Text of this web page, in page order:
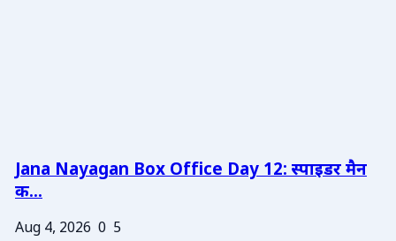
Jana Nayagan Box Office Day 12: स्पाइडर मैन
क...
Aug 4, 2026 0 5